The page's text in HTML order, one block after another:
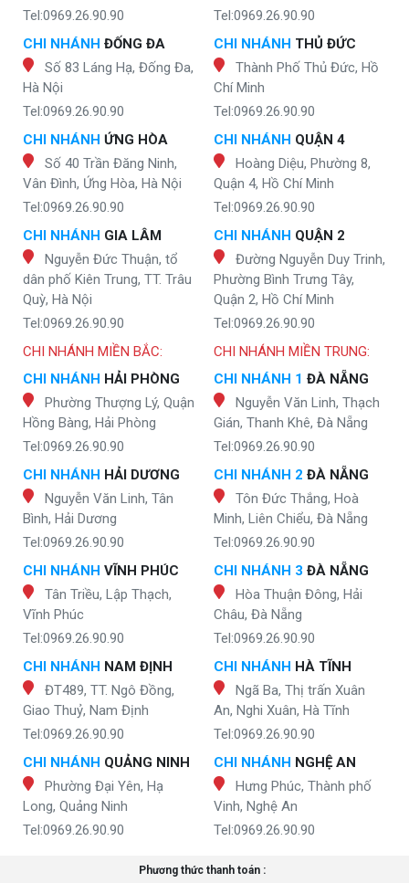
Tel:0969.26.90.90
CHI NHÁNH ĐỐNG ĐA
Số 83 Láng Hạ, Đống Đa,
Hà Nội
Tel:0969.26.90.90
CHI NHÁNH ỨNG HÒA
Số 40 Trần Đăng Ninh,
Vân Đình, Ứng Hòa, Hà Nội
Tel:0969.26.90.90
CHI NHÁNH GIA LÂM
Nguyễn Đức Thuận, tổ
dân phố Kiên Trung, TT. Trâu
Quỳ, Hà Nội
Tel:0969.26.90.90
Tel:0969.26.90.90
CHI NHÁNH THỦ ĐỨC
Thành Phố Thủ Đức, Hồ
Chí Minh
Tel:0969.26.90.90
CHI NHÁNH QUẬN 4
Hoàng Diệu, Phường 8,
Quận 4, Hồ Chí Minh
Tel:0969.26.90.90
CHI NHÁNH QUẬN 2
Đường Nguyễn Duy Trinh,
Phường Bình Trưng Tây,
Quận 2, Hồ Chí Minh
Tel:0969.26.90.90
CHI NHÁNH MIỀN BẮC:
CHI NHÁNH HẢI PHÒNG
Phường Thượng Lý, Quận
Hồng Bàng, Hải Phòng
Tel:0969.26.90.90
CHI NHÁNH HẢI DƯƠNG
Nguyễn Văn Linh, Tân
Bình, Hải Dương
Tel:0969.26.90.90
CHI NHÁNH VĨNH PHÚC
Tân Triều, Lập Thạch,
Vĩnh Phúc
Tel:0969.26.90.90
CHI NHÁNH NAM ĐỊNH
ĐT489, TT. Ngô Đồng,
Giao Thuỷ, Nam Định
Tel:0969.26.90.90
CHI NHÁNH QUẢNG NINH
Phường Đại Yên, Hạ
Long, Quảng Ninh
Tel:0969.26.90.90
CHI NHÁNH MIỀN TRUNG:
CHI NHÁNH 1 ĐÀ NẴNG
Nguyễn Văn Linh, Thạch
Gián, Thanh Khê, Đà Nẵng
Tel:0969.26.90.90
CHI NHÁNH 2 ĐÀ NẴNG
Tôn Đức Thắng, Hoà
Minh, Liên Chiểu, Đà Nẵng
Tel:0969.26.90.90
CHI NHÁNH 3 ĐÀ NẴNG
Hòa Thuận Đông, Hải
Châu, Đà Nẵng
Tel:0969.26.90.90
CHI NHÁNH HÀ TĨNH
Ngã Ba, Thị trấn Xuân
An, Nghi Xuân, Hà Tĩnh
Tel:0969.26.90.90
CHI NHÁNH NGHỆ AN
Hưng Phúc, Thành phố
Vinh, Nghệ An
Tel:0969.26.90.90
Phương thức thanh toán :